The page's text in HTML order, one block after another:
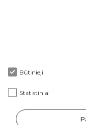
Būtinieji
Statistiniai